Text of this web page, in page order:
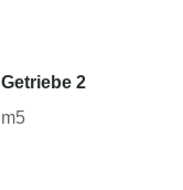
Getriebe 2
m5